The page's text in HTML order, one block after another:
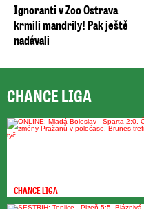
Ignoranti v Zoo Ostrava
krmili mandrily! Pak ještě
nadávali
CHANCE LIGA
CHANCE LIGA